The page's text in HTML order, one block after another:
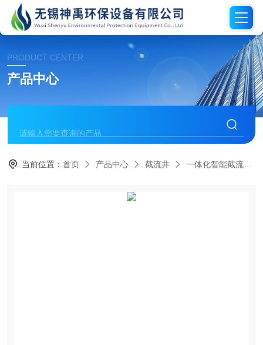
PRODUCT CENTER
产品中心
当前位置：首页 产品中心 截流井 一体化智能截流井